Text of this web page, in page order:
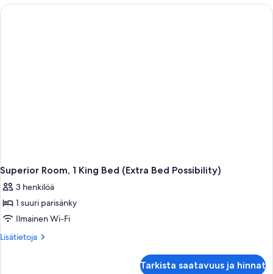
Superior Room, 1 King Bed (Extra Bed Possibility)
3 henkilöä
1 suuri parisänky
Ilmainen Wi-Fi
Lisätietoja
Lisätietoja
Tarkista saatavuus ja hinnat